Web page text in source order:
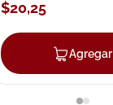
Agregar
$20,25
Agregar